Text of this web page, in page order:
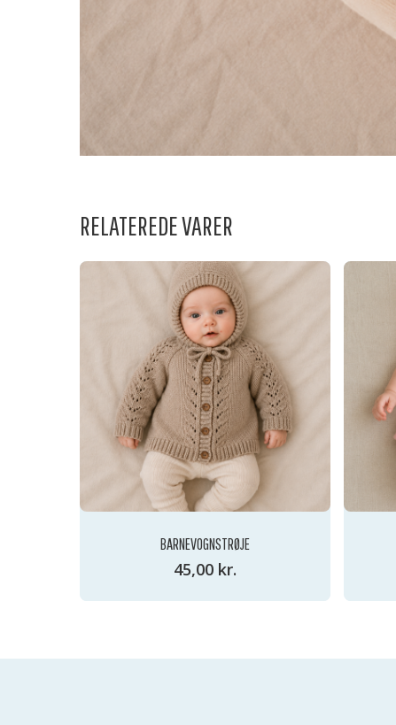
RELATEREDE VARER
BARNEVOGNSTRØJE
45,00 kr.